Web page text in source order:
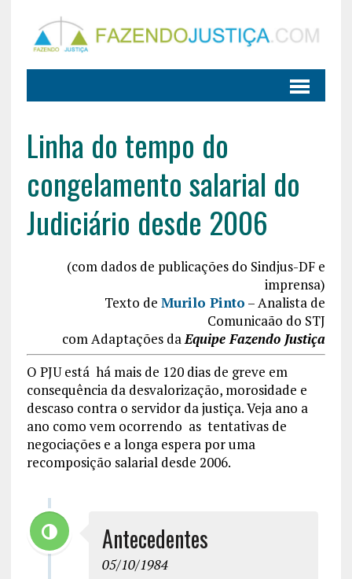
Linha do tempo do
congelamento salarial do
Judiciário desde 2006
(com dados de publicações do Sindjus-DF e
imprensa)
Texto deMurilo Pinto – Analista de
Comunicaão do STJ
com Adaptações da Equipe Fazendo Justiça
O PJU está há mais de 120 dias de greve em
consequência da desvalorização, morosidade e
descaso contra o servidor da justiça. Veja ano a
ano como vem ocorrendo as tentativas de
negociações e a longa espera por uma
recomposição salarial desde 2006.
Antecedentes
05/10/1984